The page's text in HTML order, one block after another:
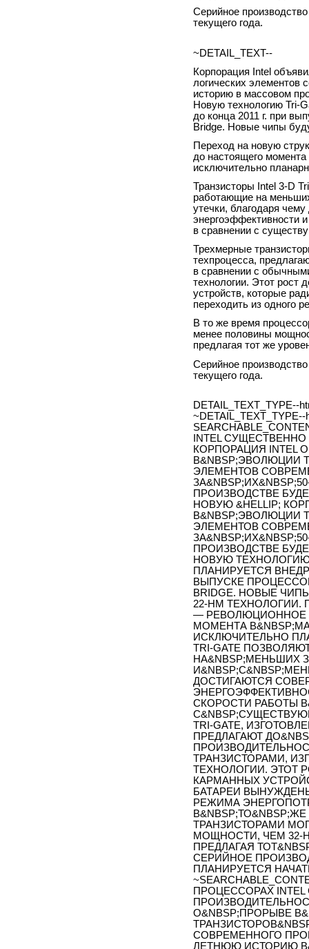
Серийное
текущего года.
~DETAIL_TEXT--
Корпорация Intel
логических элементов
историю в массовом
Новую технологию Tri-
до конца 2011 г. при
Bridge. Новые чипы
Переход на новую
до настоящего
исключительно
Транзисторы Intel 3-D
работающие на
утечки, благодаря
энергоэффективности
в сравнении с
Трехмерные
техпроцесса,
в сравнении с
технологии. Этот рост
устройств, которые
переходить из одного
В то же время
менее половины
предлагая тот же
Серийное
текущего года.
DETAIL_TEXT_TYPE--
~DETAIL_TEXT_TYPE--
INTEL
КОРПОРАЦИЯ INTEL
В&NBSP;ЭВОЛЮЦИИ
ЭЛЕМЕНТОВ
ПРОИЗВОДСТВЕ
НОВУЮ &HELLIP;
В&NBSP;ЭВОЛЮЦИИ
ЭЛЕМЕНТОВ
ПРОИЗВОДСТВЕ
НОВУЮ ТЕХНОЛОГИЮ
ПЛАНИРУЕТСЯ
ВЫПУСКЕ
BRIDGE. НОВЫЕ
22-НМ ТЕХНОЛОГИИ.
— РЕВОЛЮЦИОННОЕ
МОМЕНТА
ИСКЛЮЧИТЕЛЬНО
TRI-GATE
НА&NBSP;МЕНЬШИХ
ДОСТИГАЮТСЯ
СКОРОСТИ РАБОТЫ
TRI-GATE,
ПРЕДЛАГАЮТ
ТРАНЗИСТОРАМИ,
ТЕХНОЛОГИИ. ЭТОТ
КАРМАННЫХ
БАТАРЕИ
РЕЖИМА
ТРАНЗИСТОРАМИ
МОЩНОСТИ, ЧЕМ 32-
ПРЕДЛАГАЯ
СЕРИЙНОЕ
ПЛАНИРУЕТСЯ
ПРОЦЕССОРАХ
О&NBSP;ПРОРЫВЕ
СОВРЕМЕННОГО
ЛЕТНЮЮ ИСТОРИЮ